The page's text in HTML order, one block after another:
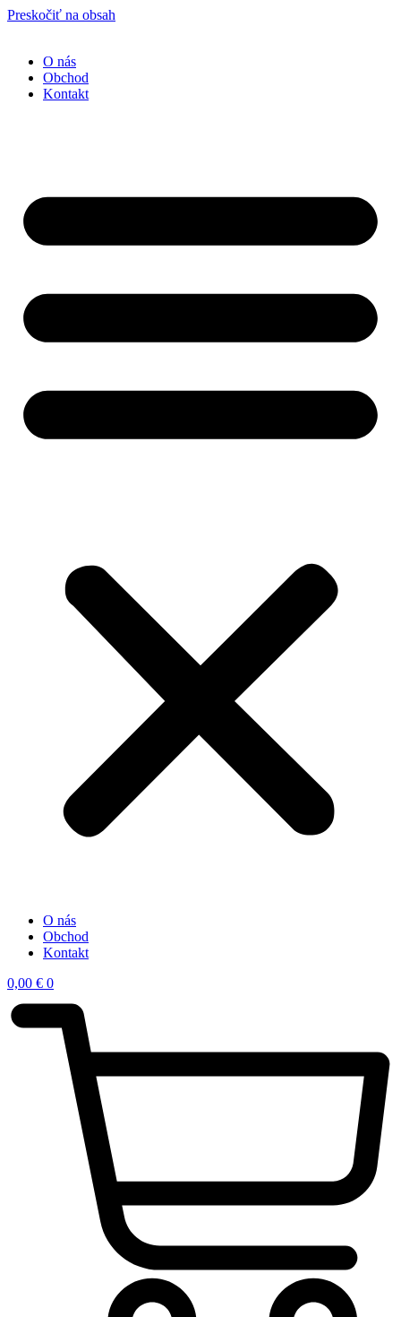
Preskočiť na obsah
O nás
Obchod
Kontakt
O nás
Obchod
Kontakt
0,00 € 0